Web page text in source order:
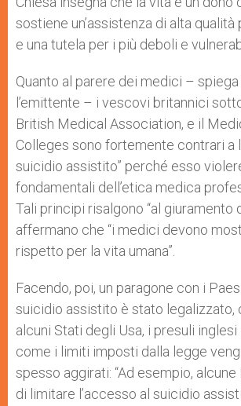
sostiene un’assistenza di alta
e una tutela per i più deboli e
Quanto al parere dei medici –
l’emittente – i vescovi britannici
British Medical Association, e il
Colleges sono fortemente contrari a
suicidio assistito” perché esso
fondamentali dell’etica medica
Tali principi risalgono “al giuramento
affermano che “i medici devono
rispetto per la vita umana”.
Facendo, poi, un paragone con i
suicidio assistito è stato legalizzato,
alcuni Stati degli Usa, i presuli
come i limiti imposti dalla legge
spesso aggirati: “Ad esempio,
di limitare l’accesso al suicidio